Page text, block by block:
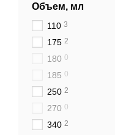
Объем, мл
110 3
175 2
180 0
185 0
250 2
270 0
340 2